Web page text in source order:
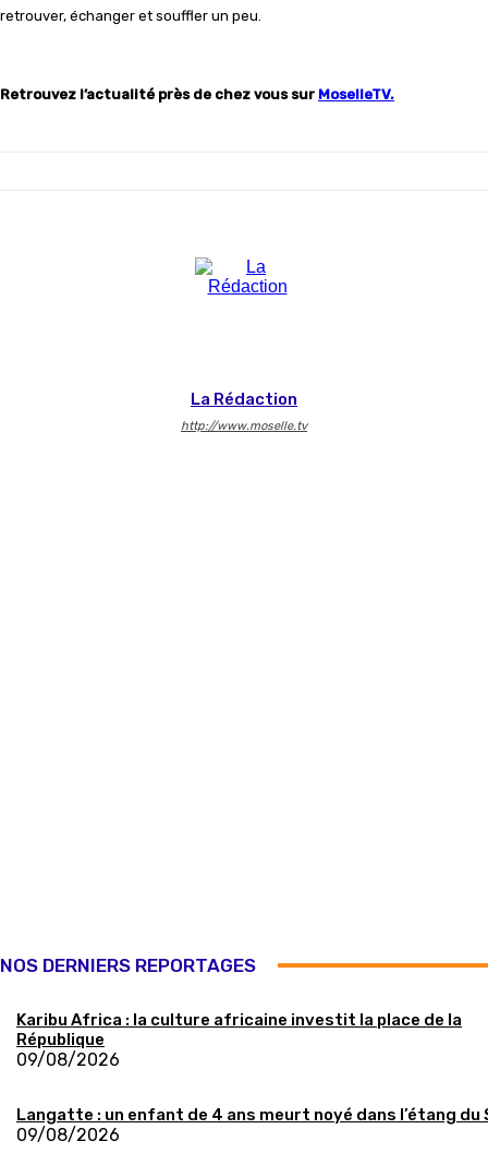
retrouver, échanger et souffler un peu.
Retrouvez l’actualité près de chez vous sur MoselleTV.
La Rédaction
http://www.moselle.tv
NOS DERNIERS REPORTAGES
Karibu Africa : la culture africaine investit la place de la
République
09/08/2026
Langatte : un enfant de 4 ans meurt noyé dans l’étang du
09/08/2026